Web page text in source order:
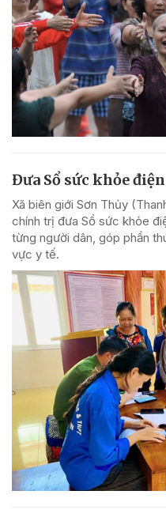
Đưa Sổ sức khỏe
Xã biên giới Sơn Thủy
chính trị đưa Sổ sức khỏe
từng người dân, góp phần
vực y tế.